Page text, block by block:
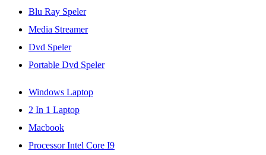
Blu Ray Speler
Media Streamer
Dvd Speler
Portable Dvd Speler
Windows Laptop
2 In 1 Laptop
Macbook
Processor Intel Core I9